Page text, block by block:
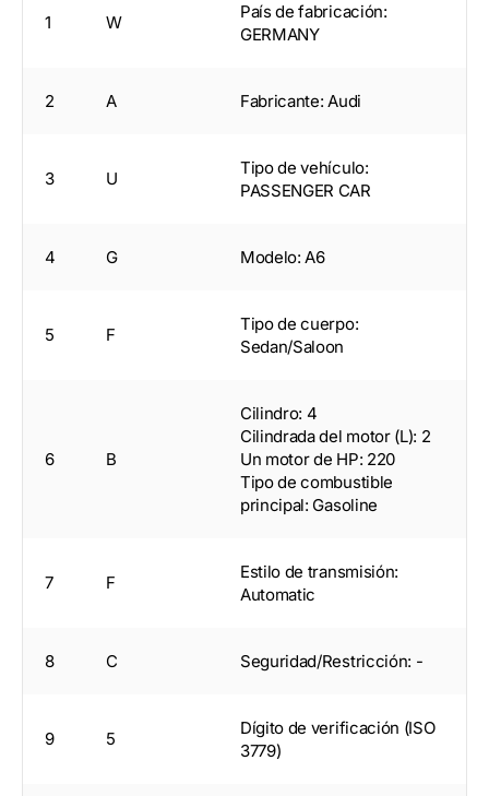
1 W
País de fabricación:
GERMANY
2 A Fabricante: Audi
3 U
Tipo de vehículo:
PASSENGER CAR
4 G Modelo: A6
5 F
Tipo de cuerpo:
Sedan/Saloon
6 B
Cilindro: 4
Cilindrada del motor (L): 2
Un motor de HP: 220
Tipo de combustible
principal: Gasoline
7 F
Estilo de transmisión:
Automatic
8 C Seguridad/Restricción: -
9 5
Dígito de verificación (ISO
3779)